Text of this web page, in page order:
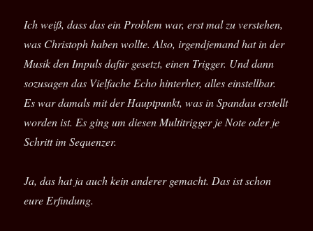
Ich weiß, dass das ein Problem war, erst mal zu verstehen,
was Christoph haben wollte. Also, irgendjemand hat in der
Musik den Impuls dafür gesetzt, einen Trigger. Und dann
sozusagen das Vielfache Echo hinterher, alles einstellbar.
Es war damals mit der Hauptpunkt, was in Spandau erstellt
worden ist. Es ging um diesen Multitrigger je Note oder je
Schritt im Sequenzer.
Ja, das hat ja auch kein anderer gemacht. Das ist schon
eure Erfindung.